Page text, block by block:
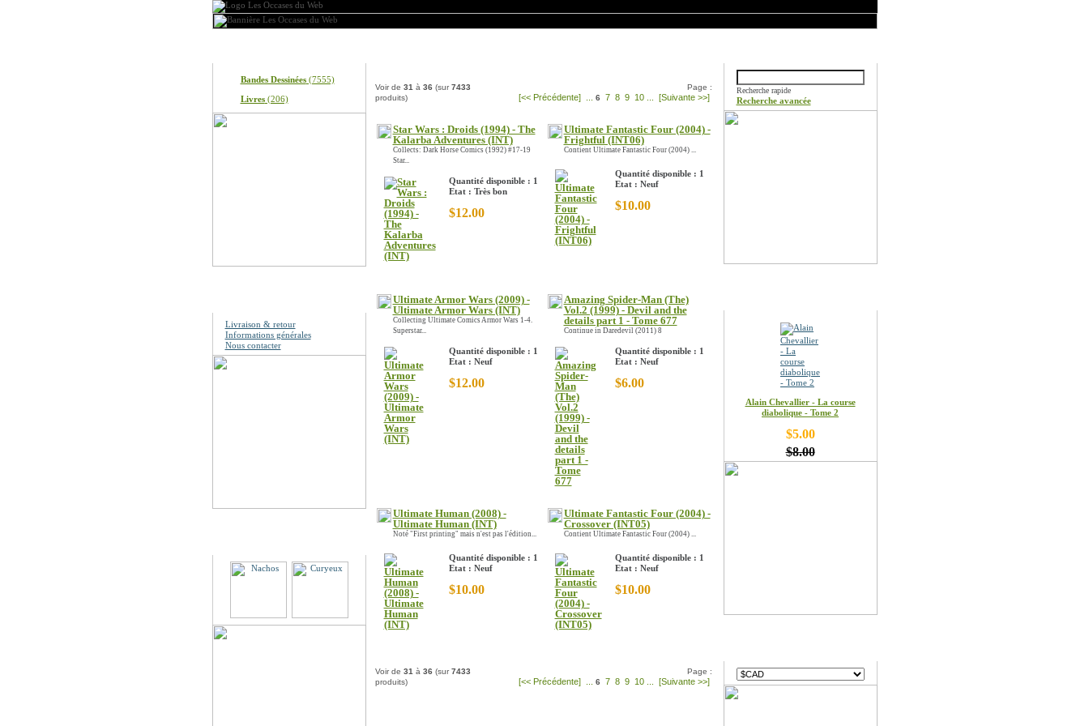
Bandes Dessinées(7555)
Livres(206)
Livraison & retour
Informations générales
Nous contacter
Voir de 31 à 36 (sur7433
produits)
Page :
[<< Précédente] 6 7 8 9 10 [Suivante >>]
Star Wars : Droids (1994) - The
Kalarba Adventures (INT)
Collects: Dark Horse Comics (1992) #17-19
Star...
Quantité disponible : 1
Etat : Très bon
$12.00
Ultimate Fantastic Four (2004) -
Frightful (INT06)
Contient Ultimate Fantastic Four (2004) ...
Quantité disponible : 1
Etat : Neuf
$10.00
Ultimate Armor Wars (2009) -
Ultimate Armor Wars (INT)
Collecting Ultimate Comics Armor Wars 1-4.
Superstar...
Quantité disponible : 1
Etat : Neuf
$12.00
Amazing Spider-Man (The)
Vol.2 (1999) - Devil and the
details part 1 - Tome 677
Continue in Daredevil (2011) 8
Quantité disponible : 1
Etat : Neuf
$6.00
Ultimate Human (2008) -
Ultimate Human (INT)
Noté "First printing" mais n'est pas l'édition...
Quantité disponible : 1
Etat : Neuf
$10.00
Ultimate Fantastic Four (2004) -
Crossover (INT05)
Contient Ultimate Fantastic Four (2004) ...
Quantité disponible : 1
Etat : Neuf
$10.00
Voir de 31 à 36 (sur7433
produits)
Page :
[<< Précédente] 6 7 8 9 10 [Suivante >>]
Recherche rapide
Recherche avancée
Alain Chevallier - La course
diabolique - Tome 2
$5.00
$8.00